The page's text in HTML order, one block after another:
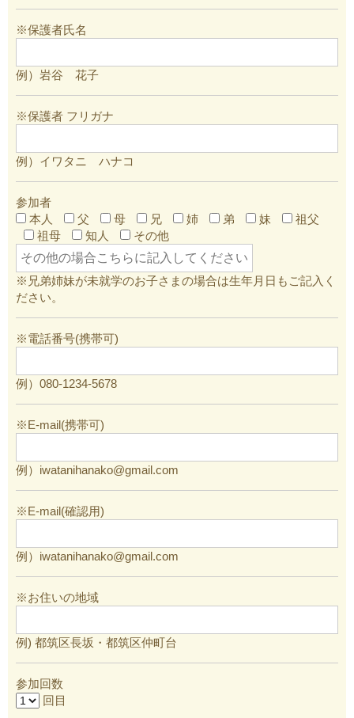
※保護者氏名
例）岩谷 花子
※保護者 フリガナ
例）イワタニ ハナコ
参加者
本人
父 母 兄 姉 弟 妹
祖父
祖母
知人 その他
※兄弟姉妹が未就学のお子さまの場合は生年月日もご記入く
ださい。
※電話番号(携帯可)
例）080-1234-5678
※E-mail(携帯可)
例）iwatanihanako@gmail.com
※E-mail(確認用)
例）iwatanihanako@gmail.com
※お住いの地域
例) 都筑区長坂・都筑区仲町台
参加回数
回目